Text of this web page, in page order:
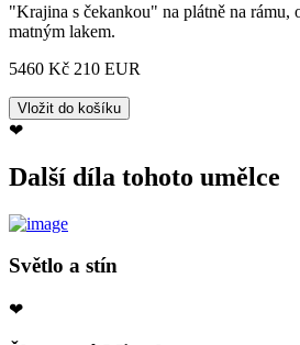
"Krajina s čekankou" na plátně na rámu,
matným lakem.
5460 Kč 210 EUR
❤
Další díla tohoto umělce
Světlo a stín
❤